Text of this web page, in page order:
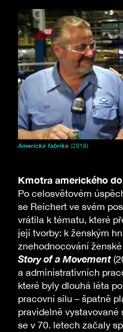
Americká fabrika (2019)
Kmotra amerického
Po celosvětovém
se Reichert ve svém
vrátila k tématu, které
její tvorby: k ženským
znehodnocování
Story of a Movement
a administrativních
které byly dlouhá léta
pracovní sílu – špatně
pravidelně vystavované
se v 70. letech začaly